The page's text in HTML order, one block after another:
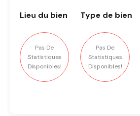
Lieu du bien
Pas De
Statistiques
Disponibles!
Type de bien
Pas De
Statistiques
Disponibles!